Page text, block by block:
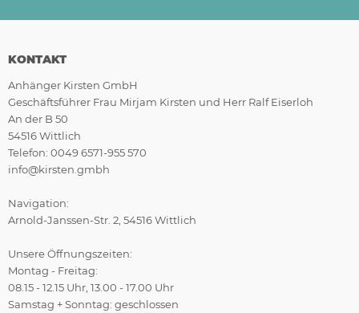
KONTAKT
Anhänger Kirsten GmbH
Geschäftsführer Frau Mirjam Kirsten und Herr Ralf Eiserloh
An der B 50
54516 Wittlich
Telefon: 0049 6571-955 570
info@kirsten.gmbh
Navigation:
Arnold-Janssen-Str. 2, 54516 Wittlich
Unsere Öffnungszeiten:
Montag - Freitag:
08.15 - 12.15 Uhr, 13.00 - 17.00 Uhr
Samstag + Sonntag: geschlossen